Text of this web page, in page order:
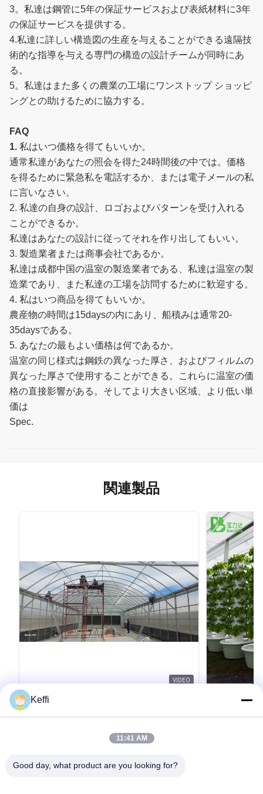
3。私達は鋼管に5年の保証サービスおよび表紙材料に3年
の保証サービスを提供する。
4.私達に詳しい構造図の生産を与えることができる遠隔技
術的な指導を与える専門の構造の設計チームが同時にあ
る。
5。私達はまた多くの農業の工場にワンストップ ショッピ
ングとの助けるために協力する。
FAQ
1. 私はいつ価格を得てもいいか。
通常私達があなたの照会を得た24時間後の中では。価格
を得るために緊急私を電話するか、または電子メールの私
に言いなさい。
2. 私達の自身の設計、ロゴおよびパターンを受け入れる
ことができるか。
私達はあなたの設計に従ってそれを作り出してもいい。
3. 製造業者または商事会社であるか。
私達は成都中国の温室の製造業者である、私達は温室の製
造業であり、また私達の工場を訪問するために歓迎する。
4. 私はいつ商品を得てもいいか。
農産物の時間は15daysの内にあり、船積みは通常20-
35daysである。
5. あなたの最もよい価格は何であるか。
温室の同じ様式は鋼鉄の異なった厚さ、およびフィルムの
異なった厚さで使用することができる。これらに温室の価
格の直接影響がある。そしてより大きい区域、より低い単
価は
Spec.
関連製品
VIDEO
8mmの双壁PCボードとスマートPLCシス
テムで制御されるホットディップガルバ
8mmポリカーボネートグレージング付き自動光
遮断温室 プロの栽培者向けに設計されたこのハ
ドの熱効率と、特殊な内部遮光システムを組み
30L 9 層商
培垂直アク
Keffi
11:41 AM
Good day, what product are you looking for?